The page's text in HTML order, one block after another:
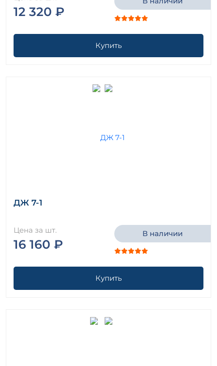
12 320 ₽
Купить
ДЖ 7-1
Цена за шт.
16 160 ₽
В наличии
Купить